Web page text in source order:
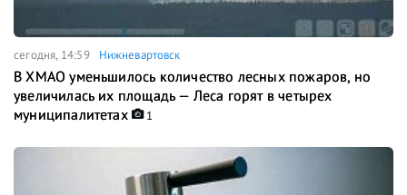
сегодня, 14:59 Нижневартовск
В ХМАО уменьшилось количество лесных пожаров, но
увеличилась их площадь — Леса горят в четырех
муниципалитетах
1